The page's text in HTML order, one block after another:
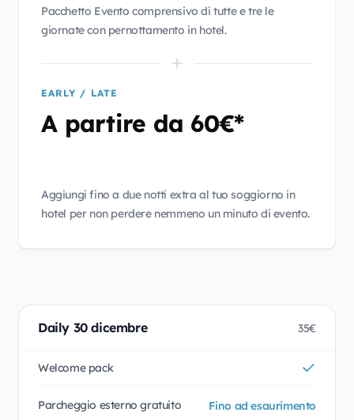
Pacchetto Evento comprensivo di tutte e tre le
giornate con pernottamento in hotel.
EARLY / LATE
A partire da 60€*
Aggiungi fino a due notti extra al tuo soggiorno in
hotel per non perdere nemmeno un minuto di evento.
Daily 30 dicembre 35€
Welcome pack
Parcheggio esterno gratuito Fino ad esaurimento